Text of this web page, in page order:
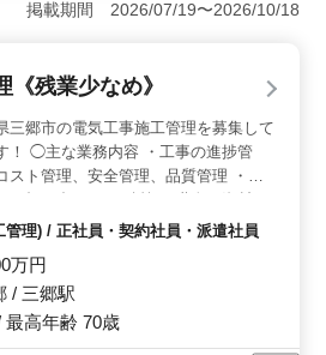
整できる点が魅力です。また残業
央駅からのアクセスが良く、マ
も軽減されます。快適に通勤でき
め、毎日の通勤ストレスが少ない
＜豊富な業務経験を活かせる職
受付、レセプト、電話対応、予
、診療報酬請求の経験がある方は
での経験を活かして働けるた
も安心して復帰できます。週休2
りやすく、長期的に働きやすい環
掲載期間 2026/07/19〜2026/10/18
《残業少なめ》
三郷市の電気工事施工管理を募集して
！ ◯主な業務内容 ・工事の進捗管
スト管理、安全管理、品質管理 ・発
施工図の作成・修正 ・書類作成、近
通勤OK／駅チカ ＊60代活躍中 電気
工管理技士資格お持ちの方は条件面優
す！ 今までの経験を活かして頂ける
ひご応募ください！
理) / 正社員・契約社員・派遣社員
万円
/ 三郷駅
最高年齢 70歳